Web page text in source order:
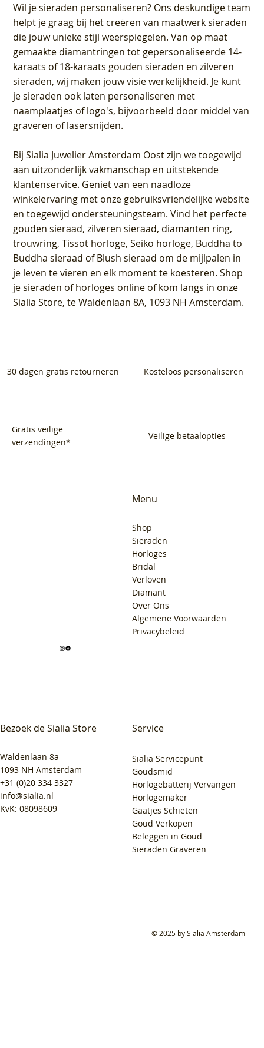
Wil je sieraden personaliseren? Ons deskundige team
helpt je graag bij het creëren van maatwerk sieraden
die jouw unieke stijl weerspiegelen. Van op maat
gemaakte diamantringen tot gepersonaliseerde 14-
karaats of 18-karaats gouden sieraden en zilveren
sieraden, wij maken jouw visie werkelijkheid. Je kunt
je sieraden ook laten personaliseren met
naamplaatjes of logo's, bijvoorbeeld door middel van
graveren of lasersnijden.
BijSialia Juwelier Amsterdam Oostzijn we toegewijd
aan uitzonderlijk vakmanschap en uitstekende
klantenservice. Geniet van een naadloze
winkelervaring met onze gebruiksvriendelijke website
en toegewijd ondersteuningsteam. Vind het perfecte
gouden sieraad, zilveren sieraad, diamanten ring,
trouwring, Tissot horloge, Seiko horloge, Buddha to
Buddha sieraad of Blush sieraad om de mijlpalen in
je leven te vieren en elk moment te koesteren. Shop
je sieraden of horloges online of kom langs in onze
Sialia Store, te Waldenlaan 8A, 1093 NH Amsterdam.
30 dagen gratis retourneren Kosteloos personaliseren
Gratis veilige
verzendingen*
Veilige betaalopties
Bezoek de Sialia Store
Waldenlaan 8a
1093 NH Amsterdam
+31 (0)20 334 3327
info@sialia.nl
KvK: 08098609
Menu
Shop
Sieraden
Horloges
Bridal
Verloven
Diamant
Over Ons
Algemene Voorwaarden
Privacybeleid
Service
Sialia Servicepunt
Goudsmid
Horlogebatterij Vervangen
Horlogemaker
Gaatjes Schieten
Goud Verkopen
Beleggen in Goud
Sieraden Graveren
© 2025 by Sialia Amsterdam